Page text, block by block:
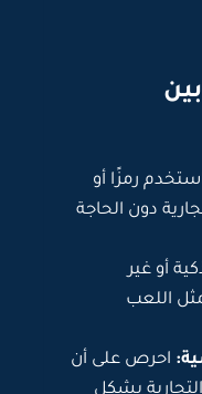
رمزًا أو
دون الحاجة
أو غير
اللعب
احرص على أن
بشكل